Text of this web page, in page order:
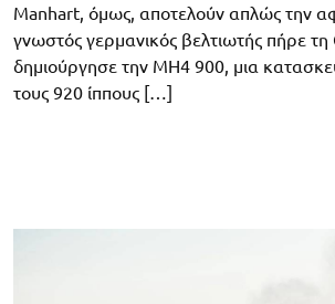
Manhart, όμως, αποτελούν απλώς την
γνωστός γερμανικός βελτιωτής πήρε τη
δημιούργησε την MH4 900, μια
τους 920 ίππους […]